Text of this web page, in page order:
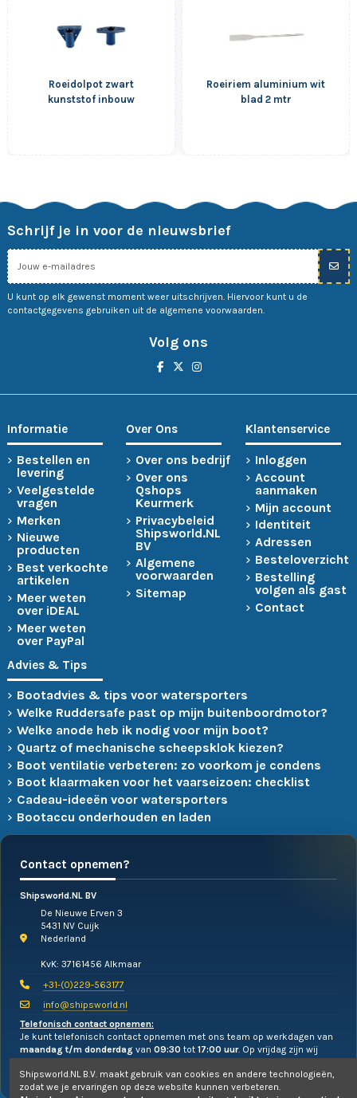
Roeidolpot zwart
kunststof inbouw
Roeiriem aluminium wit
blad 2 mtr
Schrijf je in voor de nieuwsbrief
U kunt op elk gewenst moment weer uitschrijven. Hiervoor kunt u de
contactgegevens gebruiken uit de algemene voorwaarden.
Volg ons
Informatie
Bestellen en
levering
Veelgestelde
vragen
Merken
Nieuwe
producten
Best verkochte
artikelen
Meer weten
over iDEAL
Meer weten
over PayPal
Over Ons
Over ons bedrijf
Over ons
Qshops
Keurmerk
Privacybeleid
Shipsworld.NL
BV
Algemene
voorwaarden
Sitemap
Klantenservice
Inloggen
Account
aanmaken
Mijn account
Identiteit
Adressen
Besteloverzicht
Bestelling
volgen als gast
Contact
Advies & Tips
Bootadvies & tips voor watersporters
Welke Ruddersafe past op mijn buitenboordmotor?
Welke anode heb ik nodig voor mijn boot?
Quartz of mechanische scheepsklok kiezen?
Boot ventilatie verbeteren: zo voorkom je condens
Boot klaarmaken voor het vaarseizoen: checklist
Cadeau-ideeën voor watersporters
Bootaccu onderhouden en laden
Contact opnemen?
Shipsworld.NL BV
De Nieuwe Erven 3
5431 NV Cuijk
Nederland
KvK: 37161456 Alkmaar
+31-(0)229-563177
info@shipsworld.nl
Telefonisch contact opnemen:
Je kunt telefonisch contact opnemen met ons team op werkdagen van
maandag t/m donderdag van 09:30 tot 17:00 uur. Op vrijdag zijn wij
Shipsworld.NL B.V. maakt gebruik van cookies en andere technologieën,
zodat we je ervaringen op deze website kunnen verbeteren.